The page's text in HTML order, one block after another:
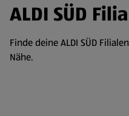
ALDI SÜD
Finde deine ALDI SÜD
Nähe.